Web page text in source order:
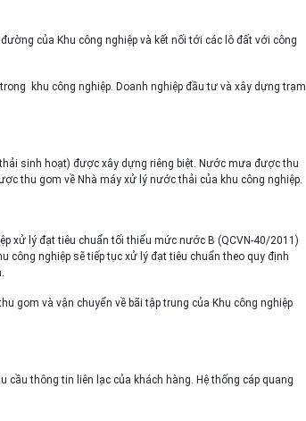
của Khu công nghiệp và kết nối tới các lô đất với công
khu công nghiệp. Doanh nghiệp đầu tư và xây dựng trạm
sinh hoạt) được xây dựng riêng biệt. Nước mưa được thu
thu gom về Nhà máy xử lý nước thải của khu công nghiệp.
xử lý đạt tiêu chuẩn tối thiểu mức nước B (QCVN-40/2011)
công nghiệp sẽ tiếp tục xử lý đạt tiêu chuẩn theo quy định
gom và vận chuyển về bãi tập trung của Khu công nghiệp
cầu thông tin liên lạc của khách hàng. Hệ thống cáp quang